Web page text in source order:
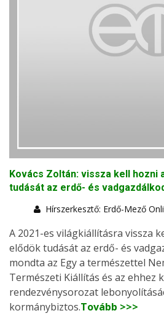
Kovács Zoltán: vissza kell hozni
tudását az erdő- és
Hírszerkesztő: Erdő-Mező
A 2021-es világkiállításra vissza
elődök tudását az erdő- és
mondta az Egy a természettel
Természeti Kiállítás és az ehhez
rendezvénysorozat
kormánybiztos.Tovább >>>